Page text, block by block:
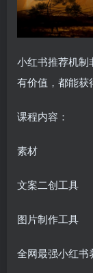
小红书推荐机制
有价值，都能获
课程内容：
素材
文案二创工具
图片制作工具
全网最强小红书